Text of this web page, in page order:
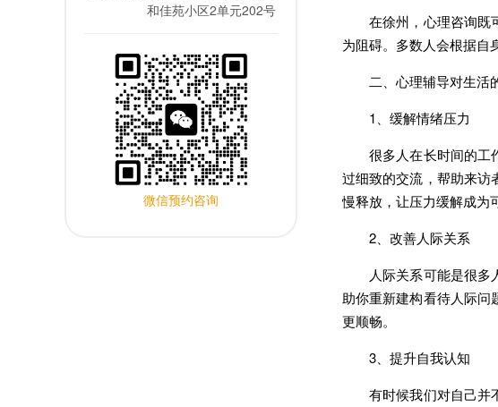
和佳苑小区2单元202号
微信预约咨询
在徐州，心理咨询既可
为阻碍。多数人会根据自
二、心理辅导对生活
1、缓解情绪压力
很多人在长时间的工作
过细致的交流，帮助来访
慢释放，让压力缓解成为
2、改善人际关系
人际关系可能是很多人
助你重新建构看待人际
更顺畅。
3、提升自我认知
有时候我们对自己并不